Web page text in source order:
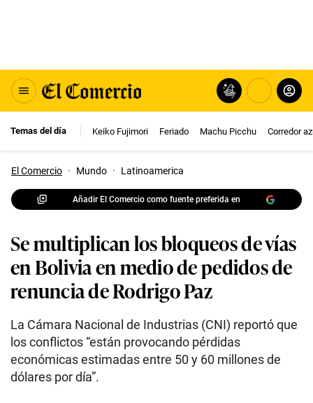
Temas del día Keiko Fujimori Feriado Machu Picchu Corredor
El Comercio · Mundo · Latinoamerica
Añadir El Comercio como fuente preferida en
Se multiplican los bloqueos de vías
en Bolivia en medio de pedidos de
renuncia de Rodrigo Paz
La Cámara Nacional de Industrias (CNI) reportó que
los conflictos “están provocando pérdidas
económicas estimadas entre 50 y 60 millones de
dólares por día”.